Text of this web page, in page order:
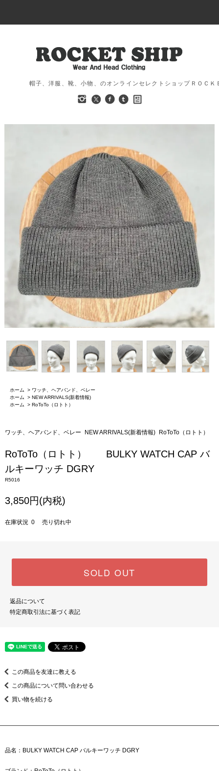
帽子、洋服、靴、小物、のオンラインセレクトショップＲＯＣ
ホーム > ワッチ、ヘアバンド、ベレー
ホーム
> NEW ARRIVALS(新着情報)
ホーム
> RoToTo（ロトト）
ワッチ、ヘアバンド、ベレー NEW ARRIVALS(新着情報) RoToTo（ロトト）
RoToTo（ロトト） BULKY WATCH CAP バ
ルキーワッチ DGRY
R5016
3,850円(内税)
在庫状況 0 売り切れ中
SOLD OUT
返品について
特定商取引法に基づく表記
この商品を友達に教える
この商品について問い合わせる
買い物を続ける
品名：BULKY WATCH CAP バルキーワッチ DGRY